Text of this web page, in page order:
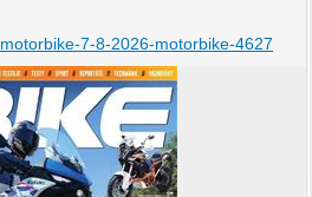
7-8-2026-motorbike-4627